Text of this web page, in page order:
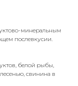
минеральным
послевкусии.
белой рыбы,
свинина в